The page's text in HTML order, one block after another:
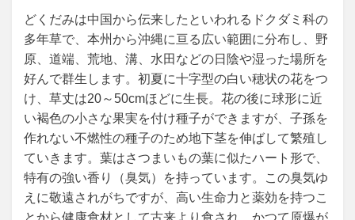
どくだみは中国から伝来したといわれるドクダミ科の
多年草で、本州から沖縄に亘る広い範囲に分布し、野
原、道端、荒地、溝、水田などの日陰や湿った場所を
好んで群生します。初夏に十字型の白い穂状の花をつ
け、草丈は20～50cmほどに生長。花の後に球形に近
い褐色の小さな果実を付け種子ができますが、子孫を
作れない不燃性の種子のため地下茎を伸ばして繁殖し
ていきます。葉はさつまいもの葉に似たハート形で、
特有の強い香り（臭気）を持っています。この臭気ゆ
えに敬遠されがちですが、高い生命力と薬効を持つこ
とから健康食材として古来より食され、かつて原爆が